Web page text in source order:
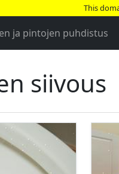
This
ja pintojen puhdistus
siivous